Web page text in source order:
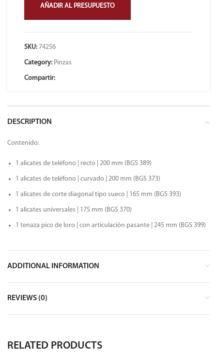
AÑADIR AL PRESUPUESTO
SKU: 74256
Category: Pinzas
Compartir:
DESCRIPTION
Contenido:
1 alicates de teléfono | recto | 200 mm (BGS 389)
1 alicates de teléfono | curvado | 200 mm (BGS 373)
1 alicates de corte diagonal tipo sueco | 165 mm (BGS 393)
1 alicates universales | 175 mm (BGS 370)
1 tenaza pico de loro | con articulación pasante | 245 mm (BGS 399)
ADDITIONAL INFORMATION
REVIEWS (0)
RELATED PRODUCTS